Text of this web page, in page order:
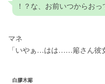
！？な、お前いつからおっ
マネ
「いやぁ…はは……簓さん彼
白膠木簓